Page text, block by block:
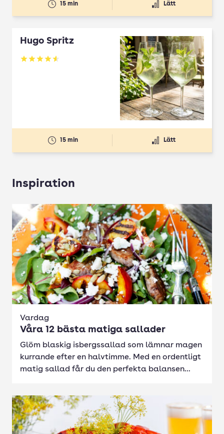
15 min Lätt
Hugo Spritz
Betyg: 4.61 av 5
15 min Lätt
Inspiration
Vardag
Våra 12 bästa matiga sallader
Glöm blaskig isbergssallad som lämnar magen
kurrande efter en halvtimme. Med en ordentligt
matig sallad får du den perfekta balansen...